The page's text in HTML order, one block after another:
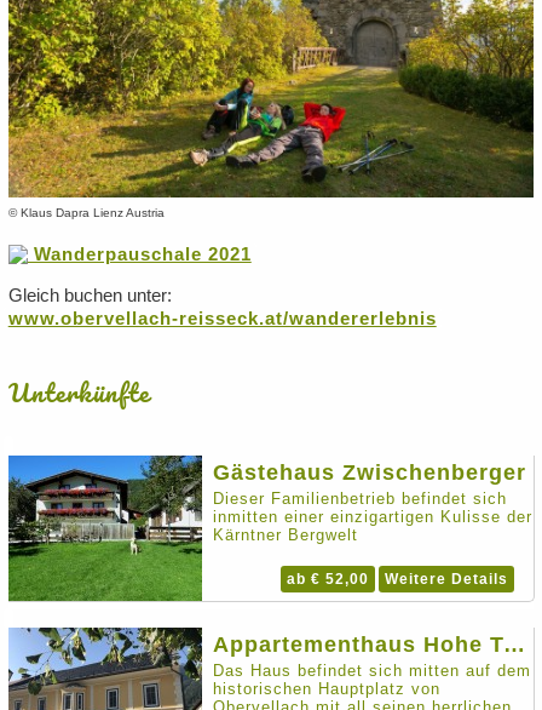
© Klaus Dapra Lienz Austria
Wanderpauschale 2021
Gleich buchen unter:
www.obervellach-reisseck.at/wandererlebnis
Unterkünfte
Gästehaus Zwischenberger
Dieser Familienbetrieb befindet sich
inmitten einer einzigartigen Kulisse der
Kärntner Bergwelt
Weitere Details
ab € 52,00
Appartementhaus Hohe Tauern
Das Haus befindet sich mitten auf dem
historischen Hauptplatz von